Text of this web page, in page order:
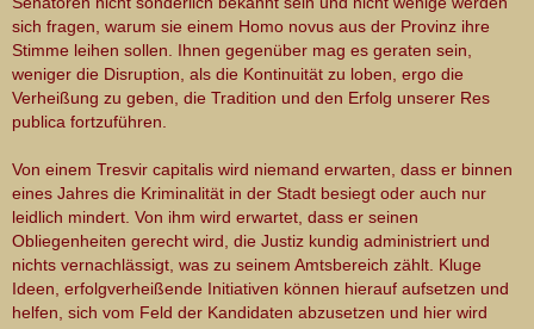
sich fragen, warum sie einem Homo novus aus der Provinz ihre
Stimme leihen sollen. Ihnen gegenüber mag es geraten sein,
weniger die Disruption, als die Kontinuität zu loben, ergo die
Verheißung zu geben, die Tradition und den Erfolg unserer Res
publica fortzuführen.
Von einem Tresvir capitalis wird niemand erwarten, dass er binnen
eines Jahres die Kriminalität in der Stadt besiegt oder auch nur
leidlich mindert. Von ihm wird erwartet, dass er seinen
Obliegenheiten gerecht wird, die Justiz kundig administriert und
nichts vernachlässigt, was zu seinem Amtsbereich zählt. Kluge
Ideen, erfolgverheißende Initiativen können hierauf aufsetzen und
helfen, sich vom Feld der Kandidaten abzusetzen und hier wird